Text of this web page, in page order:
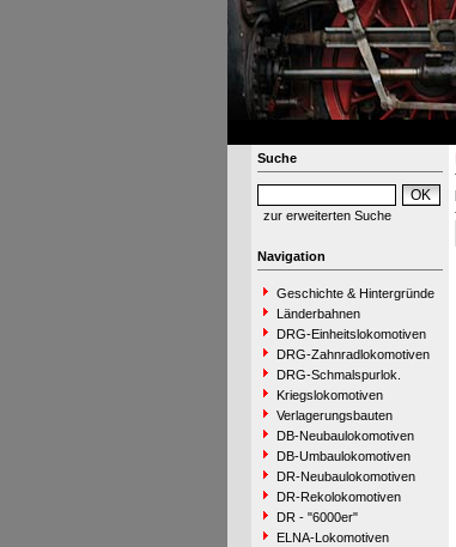
Suche
zur erweiterten Suche
Navigation
Geschichte & Hintergründe
Länderbahnen
DRG-Einheitslokomotiven
DRG-Zahnradlokomotiven
DRG-Schmalspurlok.
Kriegslokomotiven
Verlagerungsbauten
DB-Neubaulokomotiven
DB-Umbaulokomotiven
DR-Neubaulokomotiven
DR-Rekolokomotiven
DR - "6000er"
ELNA-Lokomotiven